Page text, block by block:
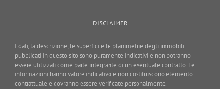
DISCLAIMER
I dati, la descrizione, le superfici e le planimetrie degli immobili
pubblicati in questo sito sono puramente indicativi e non potranno
essere utilizzati come parte integrante di un eventuale contratto. Le
informazioni hanno valore indicativo e non costituiscono elemento
contrattuale e dovranno essere verificate personalmente.